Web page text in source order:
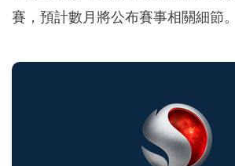
賽，預計數月將公布賽事相關細節。